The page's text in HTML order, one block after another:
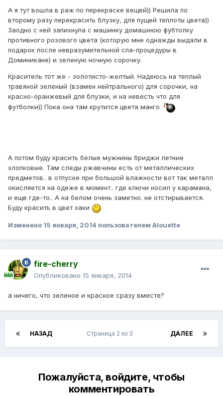
А я тут вошла в раж по перекраске вещей)) Решила по
второму разу перекрасить блузку, для пущей теплоты цвета))
Заодно с ней запихнула с машинку домашнюю фубтолку
противного розового цвета (которую мне однажды выдали в
подарок после невразумительной спа-процедуры в
Доминикане) и зеленую ночную сорочку.
Краситель тот же - золотисто-желтый. Надеюсь на теплый
травяной зеленый (взамен нейтрального) для сорочки, на
красно-оранжевый для блузки, и на невесть что для
футболки)) Пока она там крутится цвета манго
А потом буду красить белые мужнины бриджи летние
хлопковые. Там следы ржавчины есть от металлических
предметов.. в отпуске при большой влажности вот так металл
окисляется на одеже в момент.. где ключи носил у карамана,
и еще где-то.. А на белом очень заметно. не отстирывается.
Буду красить в цвет хаки
Изменено 15 января, 2014 пользователем Alouette
fire-cherry
Опубликовано 15 января, 2014
а ничего, что зеленое и красное сразу вместе?
НАЗАД ДАЛЕЕ
Страница 2 из 3
Пожалуйста, войдите, чтобы
комментировать